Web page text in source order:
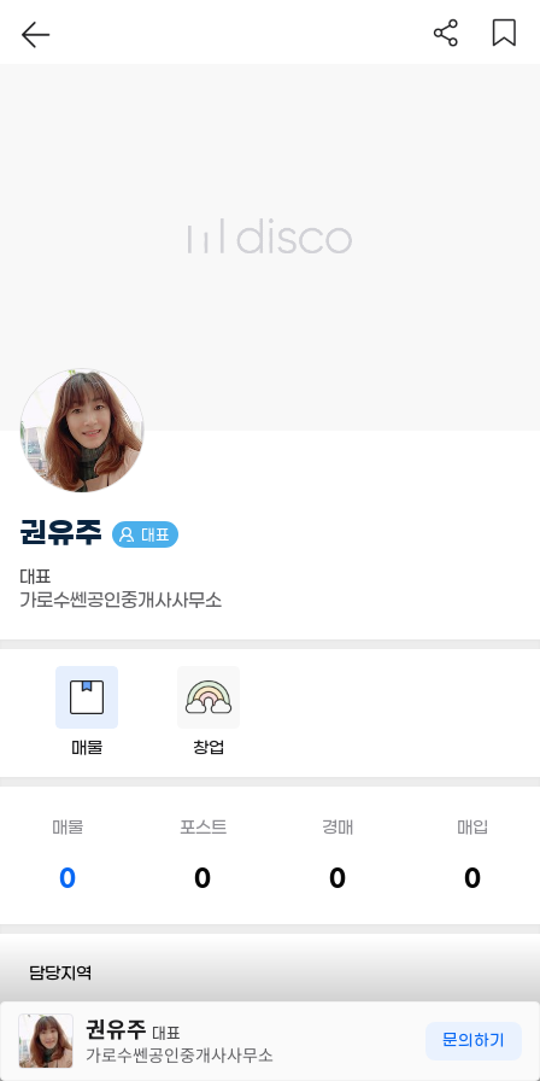
권유주 대표
대표
가로수쎈공인중개사사무소
매물 창업
매물
0
포스트
0
경매
0
매입
0
담당지역
전화 권유주 대표
가로수쎈공인중개사사무소
문의하기